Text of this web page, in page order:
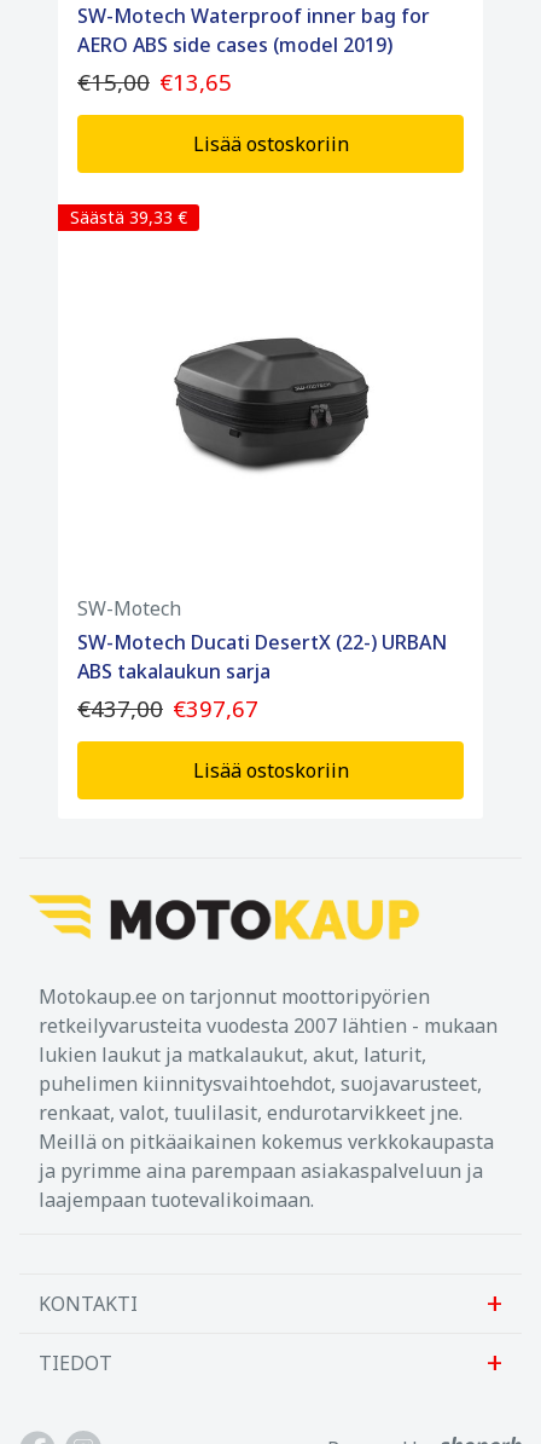
SW-Motech Waterproof inner bag for
AERO ABS side cases (model 2019)
€15,00 €13,65
Lisää ostoskoriin
Säästä 39,33 €
SW-Motech
SW-Motech Ducati DesertX (22-) URBAN
ABS takalaukun sarja
€437,00 €397,67
Lisää ostoskoriin
Motokaup.ee on tarjonnut moottoripyörien
retkeilyvarusteita vuodesta 2007 lähtien - mukaan
lukien laukut ja matkalaukut, akut, laturit,
puhelimen kiinnitysvaihtoehdot, suojavarusteet,
renkaat, valot, tuulilasit, endurotarvikkeet jne.
Meillä on pitkäaikainen kokemus verkkokaupasta
ja pyrimme aina parempaan asiakaspalveluun ja
laajempaan tuotevalikoimaan.
KONTAKTI
Sanlab OÜ
TIEDOT
Meistä